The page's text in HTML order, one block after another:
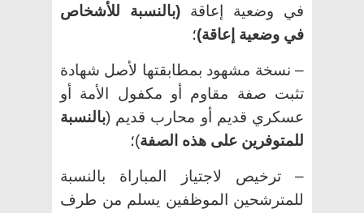
في وضعية إعاقة (بالنسبة للأشخاص
في وضعية إعاقة)؛
– نسخة مشهود بمطابقتها لأصل شهادة
تثبت صفة مقاوم أو مكفول الأمة أو
عسكري قديم أو محارب قديم (بالنسبة
للمتوفرين على هذه الصفة)؛
– ترخيص لاجتياز المباراة بالنسبة
للمترشحين الموظفين يسلم من طرف